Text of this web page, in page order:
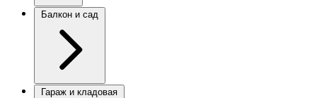
Балкон и сад
Гараж и кладовая